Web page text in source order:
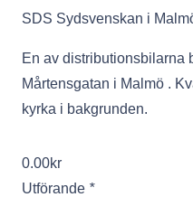
SDS Sydsvenskan i
En av distributionsbilarna
Mårtensgatan i Malmö .
kyrka i bakgrunden.
0.00kr
Utförande *